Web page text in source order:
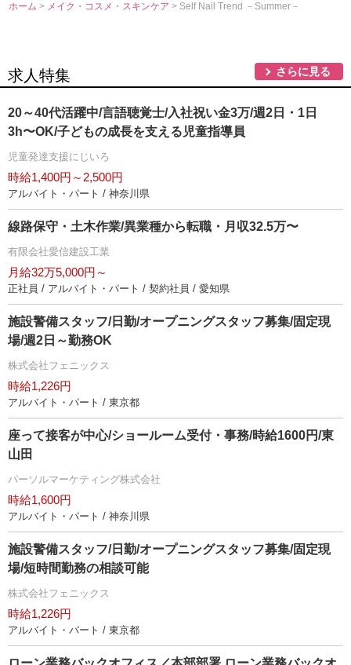
ホーム > メイク・コスメ・スキンケア> Self Nail Trend －Summer－
求人特集 さらに見る
20～40代活躍中/言語聴覚士/入社祝い金3万/週2日・1日
3h〜OK/子どもの成長を支える児童指導員
児童発達支援にじいろ
時給1,400円～2,500円
アルバイト・パート / 神奈川県
線路保守・土木作業/異業種から転職・月収32.5万〜
有限会社愛信建設工業
月給32万5,000円～
正社員 / アルバイト・パート / 契約社員 / 愛知県
施設警備スタッフ/日勤/オープニングスタッフ募集/固定現
場/週2日～勤務OK
株式会社フェニックス
時給1,226円
アルバイト・パート / 東京都
座って接客が中心/ショールーム受付・事務/時給1600円/東
山田
パーソルマーケティング株式会社
時給1,600円
アルバイト・パート / 神奈川県
施設警備スタッフ/日勤/オープニングスタッフ募集/固定現
場/短時間勤務の相談可能
株式会社フェニックス
時給1,226円
アルバイト・パート / 東京都